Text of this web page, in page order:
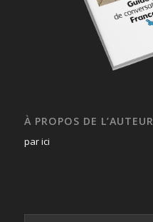
À PROPOS DE L’AUTEUR
par ici